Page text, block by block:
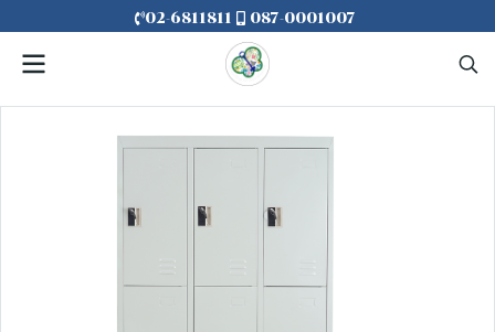
02-6811811 087-0001007